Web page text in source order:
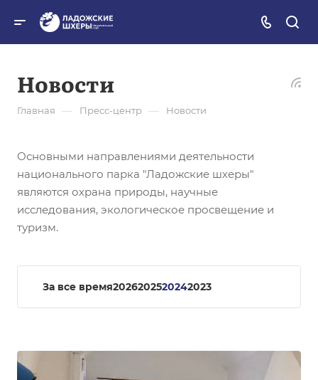
Новости
Главная — Пресс-центр — Новости
Основными направлениями деятельности
национального парка "Ладожские шхеры"
являются охрана природы, научные
исследования, экологическое просвещение и
туризм.
За все время2026202520242023